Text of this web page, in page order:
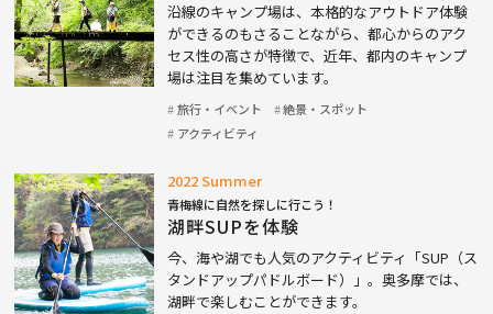
沿線のキャンプ場は、本格的なアウトドア体験
ができるのもさることながら、都心からのアク
セス性の高さが特徴で、近年、都内のキャンプ
場は注目を集めています。
旅行・イベント
絶景・スポット
アクティビティ
2022 Summer
青梅線に自然を探しに行こう！
湖畔SUPを体験
今、海や湖でも人気のアクティビティ「SUP（ス
タンドアップパドルボード）」。奥多摩では、
湖畔で楽しむことができます。